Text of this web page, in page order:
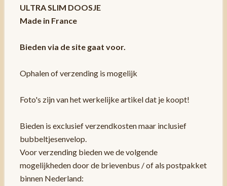
ULTRA SLIM DOOSJE
Made in France
Bieden via de site gaat voor.
Ophalen of verzending is mogelijk
Foto's zijn van het werkelijke artikel dat je koopt!
Bieden is exclusief verzendkosten maar inclusief
bubbeltjesenvelop.
Voor verzending bieden we de volgende
mogelijkheden door de brievenbus / of als postpakket
binnen Nederland: